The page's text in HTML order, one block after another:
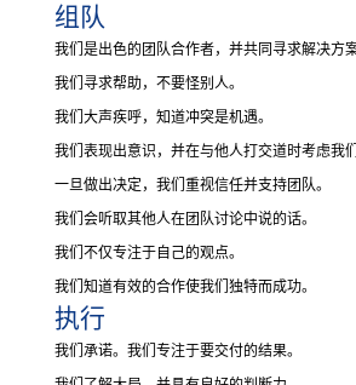
组队
我们是出色的团队合作者，并共同寻求解决方案
我们寻求帮助，不要怪别人。
我们大声疾呼，知道冲突是机遇。
我们表现出意识，并在与他人打交道时考虑我
一旦做出决定，我们重视信任并支持团队。
我们会听取其他人在团队讨论中说的话。
我们不仅专注于自己的观点。
我们知道有效的合作使我们独特而成功。
执行
我们承诺。 我们专注于要交付的结果。